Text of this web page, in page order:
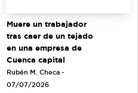
Muere un trabajador
tras caer de un tejado
en una empresa de
Cuenca capital
Rubén M. Checa -
07/07/2026